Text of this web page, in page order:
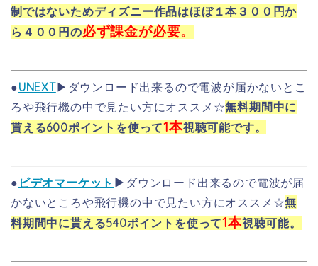
制ではないためディズニー作品はほぼ１本３００円か
ら４００円の必ず課金が必要。
●UNEXT▶ダウンロード出来るので電波が届かないとこ
ろや飛行機の中で見たい方にオススメ☆無料期間中に
貰える600ポイントを使って1本視聴可能です。
● ビデオマーケット ▶ ダウンロード出来るので電波が届
かないところや飛行機の中で見たい方にオススメ☆無
料期間中に貰える540ポイントを使って1本視聴可能。